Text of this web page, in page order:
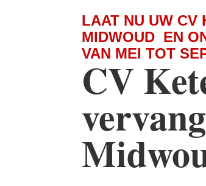
LAAT NU UW CV
MIDWOUD EN
VAN MEI TOT
CV